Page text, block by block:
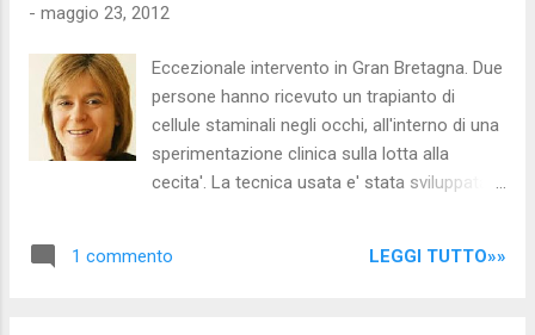
professoressa di Chimica Analatica Antonia
concentrazioni rilevate erano molto basse,
quindi non destano preoccupazione. Ma
dall'altro lato esprimono la necessita' di
effettuare ulteriori controlli su questi
consistenti sono state trovate nel pollame:
- maggio 23, 2012
Eccezionale intervento in Gran Bretagna. Due
persone hanno ricevuto un trapianto di
cellule staminali negli occhi, all'interno di una
sperimentazione clinica sulla lotta alla
cecita'. La tecnica usata e' stata sviluppata
sono i primi del genere nel Regno Unito.
1 commento LEGGI TUTTO»»